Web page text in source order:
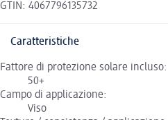
GTIN: 4067796135732
Caratteristiche
Fattore di protezione solare incluso:
50+
Campo di applicazione:
Viso